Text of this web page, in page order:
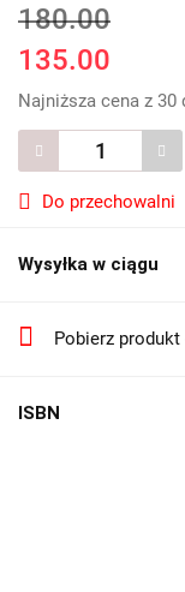
180.00
135.00
Najniższa cena z
Do przechowalni
Wysyłka w ciągu
Pobierz produkt
ISBN